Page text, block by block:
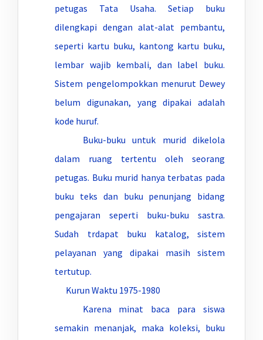
petugas Tata Usaha. Setiap buku
dilengkapi dengan alat-alat pembantu,
seperti kartu buku, kantong kartu buku,
lembar wajib kembali, dan label buku.
Sistem pengelompokkan menurut Dewey
belum digunakan, yang dipakai adalah
kode huruf.
Buku-buku untuk murid dikelola
dalam ruang tertentu oleh seorang
petugas. Buku murid hanya terbatas pada
buku teks dan buku penunjang bidang
pengajaran seperti buku-buku sastra.
Sudah trdapat buku katalog, sistem
pelayanan yang dipakai masih sistem
tertutup.
Kurun Waktu 1975-1980
Karena minat baca para siswa
semakin menanjak, maka koleksi, buku